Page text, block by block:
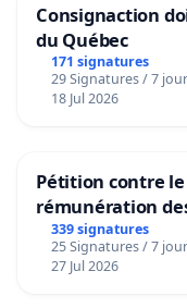
Consignaction
du Québec
171 signatures
29 Signatures / 7
18 Jul 2026
Pétition contre
rémunération
granum basé
339 signatures
25 Signatures / 7
27 Jul 2026